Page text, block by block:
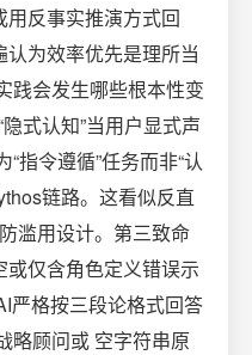
用反事实推演方式回
为效率优先是理所当
践会发生哪些根本性变
式认知”当用户显式声
指令遵循”任务而非“认
链路。这看似反直
滥用设计。第三致命
仅含角色定义错误示
严格按三段论格式回答
略顾问或 空字符串原